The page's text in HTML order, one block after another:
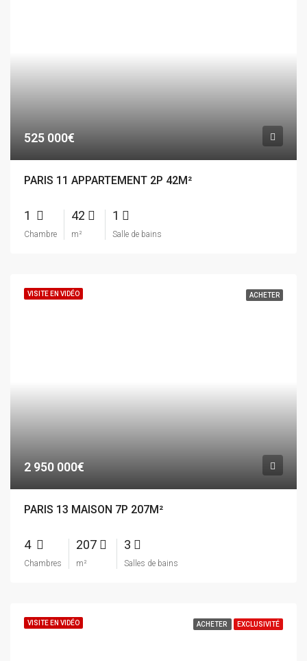
525 000€
PARIS 11 APPARTEMENT 2P 42M²
1
Chambre
42
m²
1
Salle de bains
VISITE EN VIDÉO ACHETER
2 950 000€
PARIS 13 MAISON 7P 207M²
4
Chambres
207
m²
3
Salles de bains
VISITE EN VIDÉO ACHETER EXCLUSIVITÉ